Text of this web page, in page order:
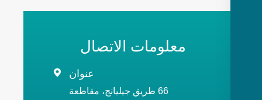
معلومات الاتصال

66 طريق جيليانج، مقاطعة